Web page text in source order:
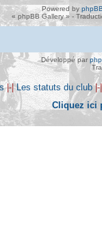
Powered by
« phpBB Gallery » -
Développé par
|-|Les statuts du club
Cliquez ici